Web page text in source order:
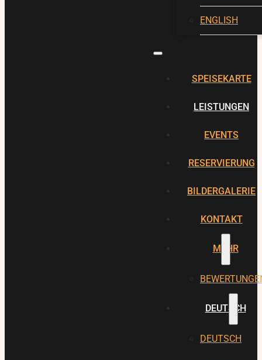
ENGLISH
SPEISEKARTE
LEISTUNGEN
EVENTS
RESERVIERUNG
BILDERGALERIE
KONTAKT
MEHR
DEUTSCH
DEUTSCH